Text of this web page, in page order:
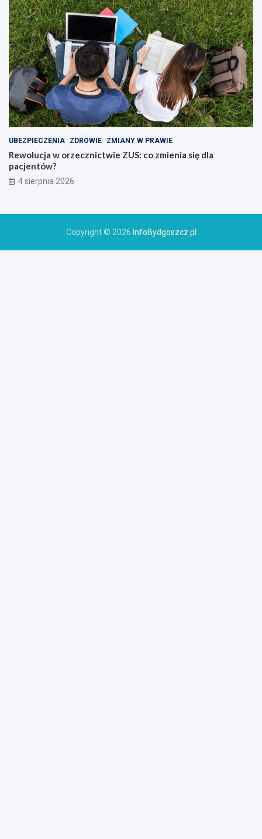
UBEZPIECZENIA ZDROWIE ZMIANY W PRAWIE
Rewolucja w orzecznictwie ZUS: co zmienia się dla
pacjentów?
4 sierpnia 2026
Copyright © 2026 InfoBydgoszcz.pl